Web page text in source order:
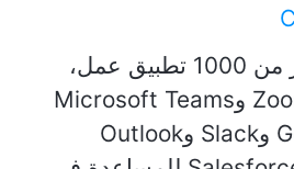
ادمجها مع أكثر من 1000 تطبيق عمل،
بما في ذلك Zoom وMicrosoft Teams
وGoogle Meet وSlack وOutlook